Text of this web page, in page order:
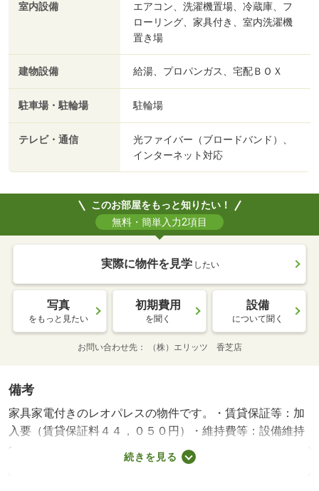
室内設備
エアコン、洗濯機置場、冷蔵庫、フ
ローリング、家具付き、室内洗濯機
置き場
建物設備 給湯、プロパンガス、宅配ＢＯＸ
駐車場・駐輪場 駐輪場
テレビ・通信
光ファイバー（ブロードバンド）、
インターネット対応
このお部屋をもっと知りたい！
無料・簡単入力2項目
実際に物件を見学 したい
写真
をもっと見たい
初期費用
を聞く
設備
について聞く
お問い合わせ先 （株）エリッツ 香芝店
備考
家具家電付きのレオパレスの物件です。・賃貸保証等：加
入要（賃貸保証料４４，０５０円）・維持費等：設備維持
費５５０円／月・来客時にはＴＶドアホンで訪問者の顔を
確認する事ができ、お部屋はおもな開口部が南方向に向い
続きを見る